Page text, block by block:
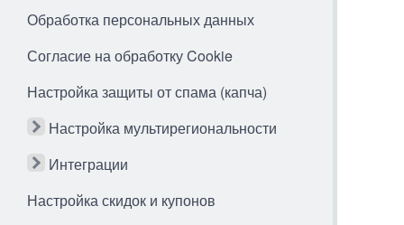
Обработка персональных данных
Согласие на обработку Cookie
Настройка защиты от спама (капча)
Настройка мультирегиональности
Интеграции
Настройка скидок и купонов